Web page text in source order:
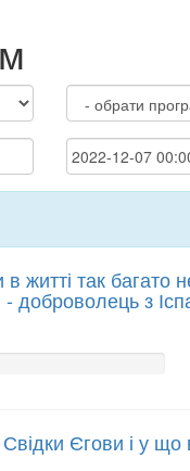
в житті так багато
- доброволець з
Свідки Єгови і у що